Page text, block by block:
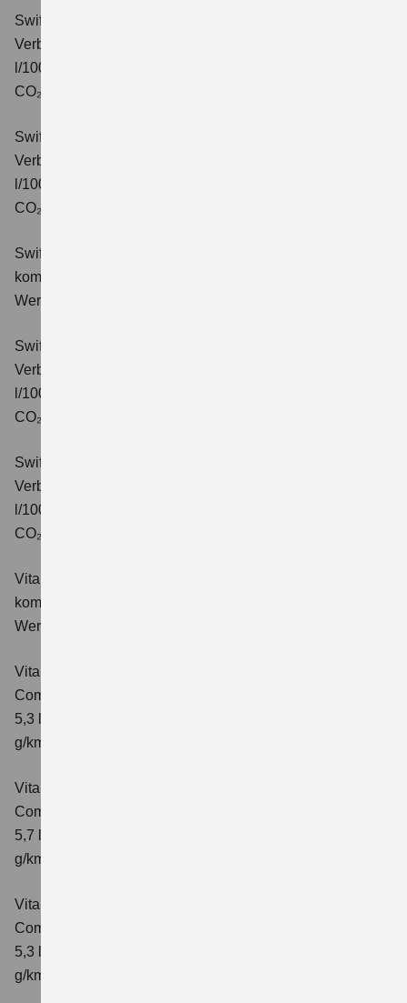
Swift 1.2 DUALJET HYBRID CVT Comfort
Verbrauchswerte: kombinierter Energieverbrauch 4,7
l/100km; kombinierter Wert der CO₂-Emission: 106 g/km;
CO₂-Klasse: C.
Swift 1.2 DUALJET HYBRID ALLGRIP Comfort
Verbrauchswerte: kombinierter Energieverbrauch 4,9
l/100km; kombinierter Wert der CO₂-Emission: 110 g/km;
CO₂-Klasse: C.
Swift 1.2 DUALJET HYBRID Comfort+
kombinierter Energieverbrauch 4,4 l/100km; kombinierter
Wert der CO₂-Emission: 99 g/km; CO₂-Klasse: C.
Swift 1.2 DUALJET HYBRID CVT Comfort+
Verbrauchswerte: kombinierter Energieverbrauch 4,7
l/100km; kombinierter Wert der CO₂-Emission: 106 g/km;
CO₂-Klasse: C.
Swift 1.2 DUALJET HYBRID ALLGRIP Comfort+
Verbrauchswerte: kombinierter Energieverbrauch 4,9
l/100km; kombinierter Wert der CO₂-Emission: 110 g/km;
CO₂-Klasse: C.
Vitara 1.4 BOOSTERJET HYBRID Club
kombinierter Energieverbrauch 5,3 l/100km; kombinierter
Wert der CO₂-Emission: 119 g/km; CO₂-Klasse: D
Vitara 1.4 BOOSTERJET HYBRID
Comfort
5,3 l/100km; kombinierter Wert der CO₂-Emission: 119
g/km; CO₂-Klasse: D
Vitara 1.4 BOOSTERJET HYBRID AT
Comfort
5,7 l/100 km; kombinierter Wert der CO₂-Emission: 129
g/km; CO₂-Klasse: D
Vitara 1.4 BOOSTERJET HYBRID
Comfort+
5,3 l/100km; kombinierter Wert der CO₂-Emission: 120
g/km; CO₂-Klasse: D